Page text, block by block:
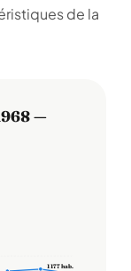
de la
—
1 177 hab.